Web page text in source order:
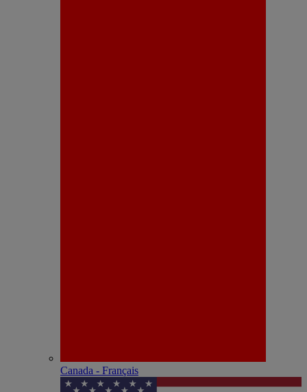
Canada - Français